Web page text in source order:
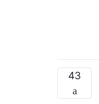
43